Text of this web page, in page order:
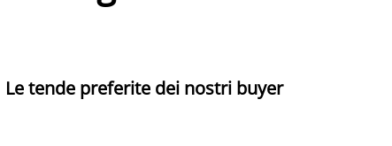
Le tende preferite dei nostri buyer